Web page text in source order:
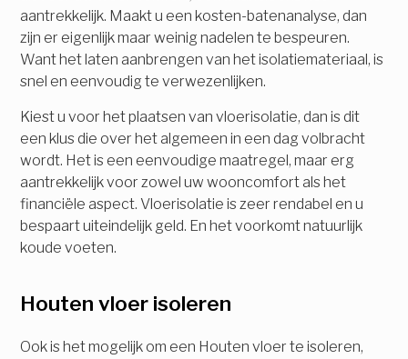
aantrekkelijk. Maakt u een kosten-batenanalyse, dan
zijn er eigenlijk maar weinig nadelen te bespeuren.
Want het laten aanbrengen van het isolatiemateriaal, is
snel en eenvoudig te verwezenlijken.
Kiest u voor het plaatsen van vloerisolatie, dan is dit
een klus die over het algemeen in een dag volbracht
wordt. Het is een eenvoudige maatregel, maar erg
aantrekkelijk voor zowel uw wooncomfort als het
financiële aspect. Vloerisolatie is zeer rendabel en u
bespaart uiteindelijk geld. En het voorkomt natuurlijk
koude voeten.
Houten vloer isoleren
Ook is het mogelijk om een Houten vloer te isoleren,